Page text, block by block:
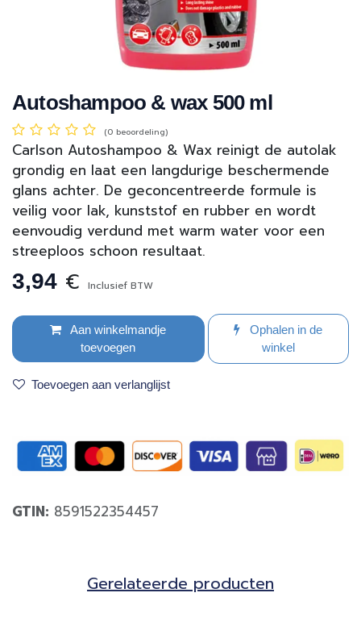
Autoshampoo & wax 500 ml
(0 beoordeling)
Carlson Autoshampoo & Wax reinigt de autolak
grondig en laat een langdurige beschermende
glans achter. De geconcentreerde formule is
veilig voor lak, kunststof en rubber en wordt
eenvoudig verdund met warm water voor een
streeploos schoon resultaat.
3,94 € Inclusief BTW
Aan winkelmandje
toevoegen
Ophalen in de
winkel
Toevoegen aan verlanglijst
GTIN: 8591522354457
Gerela​teerde producten​